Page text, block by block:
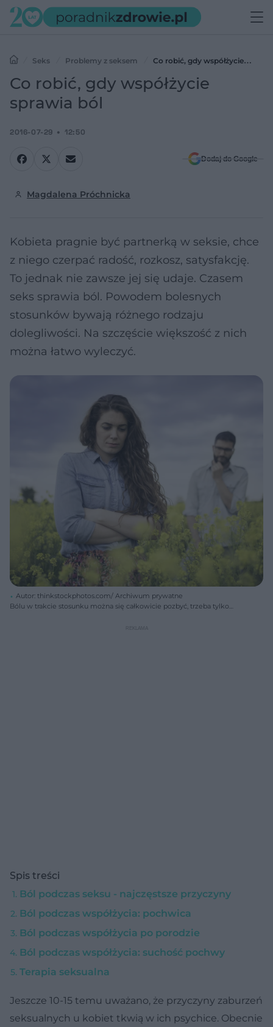
Seks Problemy z seksem
Co robić, gdy współżycie
sprawia ból
Co robić, gdy współżycie
sprawia ból
2016-07-29 12:50
Dodaj do Google
Magdalena Próchnicka
Kobieta pragnie być partnerką w seksie, chce
z niego czerpać radość, rozkosz, satysfakcję.
To jednak nie zawsze jej się udaje. Czasem
seks sprawia ból. Powodem bolesnych
stosunków bywają różnego rodzaju
dolegliwości. Na szczęście większość z nich
można łatwo wyleczyć.
Autor: thinkstockphotos.com/ Archiwum prywatne
Bólu w trakcie stosunku można się całkowicie pozbyć, trzeba tylko
Spis treści
Ból podczas seksu - najczęstsze przyczyny
Ból podczas współżycia: pochwica
Ból podczas współżycia po porodzie
Ból podczas współżycia: suchość pochwy
Terapia seksualna
Jeszcze 10-15 temu uważano, że przyczyny zaburzeń
seksualnych u kobiet tkwią w ich psychice. Obecnie